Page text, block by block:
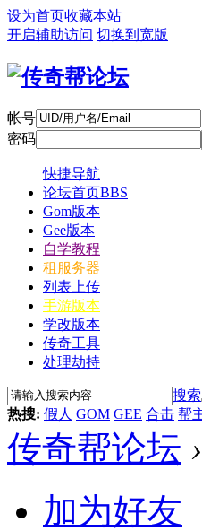
设为首页收藏本站
开启辅助访问 切换到宽版
帐号
密码
快捷导航
论坛首页BBS
Gom版本
Gee版本
自学教程
租服务器
列表上传
手游版本
学改版本
传奇工具
处理劫持
搜索
热搜: 假人 GOM GEE 合击 帮
传奇帮论坛 ›
加为好友